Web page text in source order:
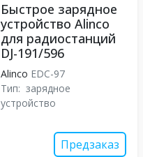
Быстрое зарядное
устройство Alinco
для радиостанций
DJ-191/596
Alinco EDC-97
Тип: зарядное
устройство
Предзаказ